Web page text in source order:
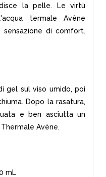
la pelle. Le virtù
termale Avène
di comfort.
gel sul viso umido, poi
Dopo la rasatura,
e ben asciutta un
Avène.
mL